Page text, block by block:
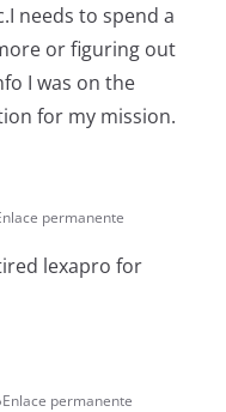
needs to spend a
or figuring out
I was on the
for my mission.
permanente
lexapro for
Enlace permanente